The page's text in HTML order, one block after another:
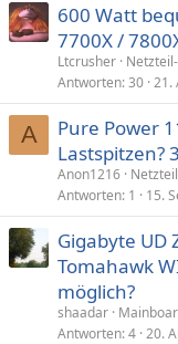
600 Watt
7700X /
Ltcrusher
Antworten 30 21.
A
Pure Power
Lastspitzen?
Anon1216
Antworten 1 15.
Gigabyte UD
Tomahawk
möglich?
shaadar
Antworten 4 20.